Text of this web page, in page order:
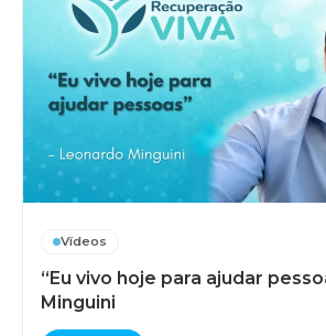
Vídeos
“Eu vivo hoje para ajudar
Minguini